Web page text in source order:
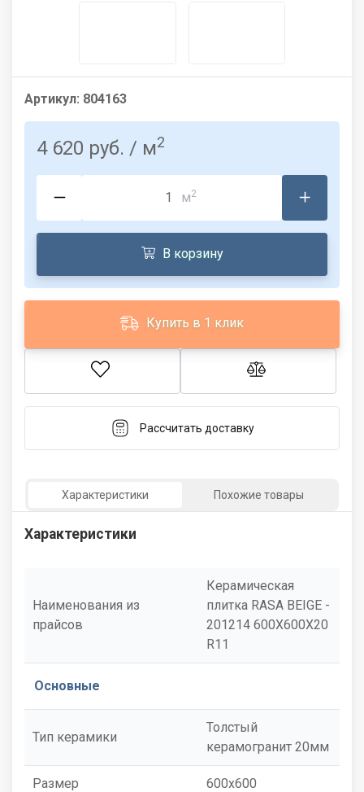
Артикул: 804163
4 620 руб. / м2
м2
В корзину
Купить в 1 клик
Рассчитать доставку
Характеристики Похожие товары
Характеристики
Наименования из
прайсов
Керамическая
плитка RASA BEIGE -
201214 600X600X20
R11
Основные
Тип керамики
Толстый
керамогранит 20мм
Размер 600x600